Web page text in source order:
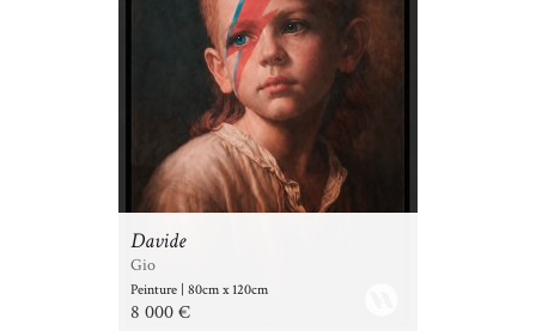
Davide
Gio
Peinture | 80cm x 120cm
8 000 €